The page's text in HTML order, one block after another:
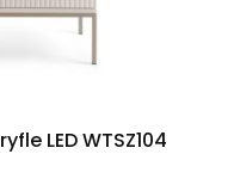
LED WTSZ104